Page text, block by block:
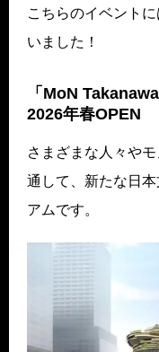
こちらのイベント
いました！
「MoN
2026年春OPEN
さまざまな人々や
通して、新たな日
アムです。